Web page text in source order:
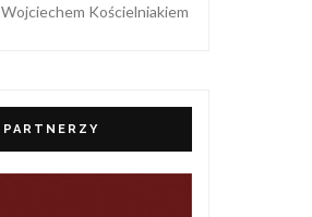
Wojciechem Kościelniakiem
PARTNERZY